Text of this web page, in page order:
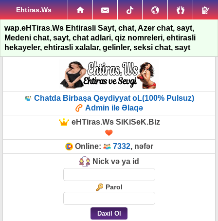
Ehtiras.Ws
wap.eHTiras.Ws Ehtirasli Sayt, chat, Azer chat, sayt,
Medeni chat, sayt, chat adlari, qiz nomreleri, ehtirasli
hekayeler, ehtirasli xalalar, gelinler, seksi chat, sayt
Chatda Birbaşa Qeydiyyat oL(100% Pulsuz)
Admin ile Əlaqə
eHTiras.Ws SiKiSeK.Biz
Online: 7332, nəfər
Nick və ya id
Parol